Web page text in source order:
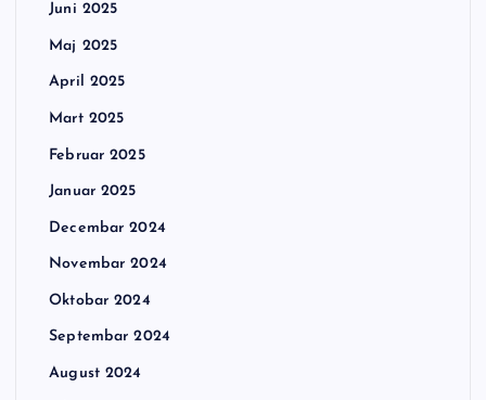
Juni 2025
Maj 2025
April 2025
Mart 2025
Februar 2025
Januar 2025
Decembar 2024
Novembar 2024
Oktobar 2024
Septembar 2024
August 2024